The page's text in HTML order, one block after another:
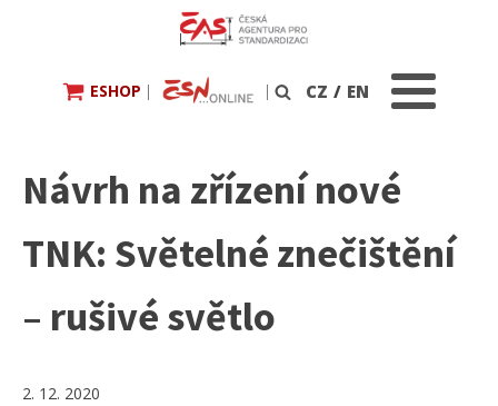
ESHOP | | Vyhledávání
CZ / EN
Návrh na zřízení nové
TNK: Světelné znečištění
– rušivé světlo
2. 12. 2020